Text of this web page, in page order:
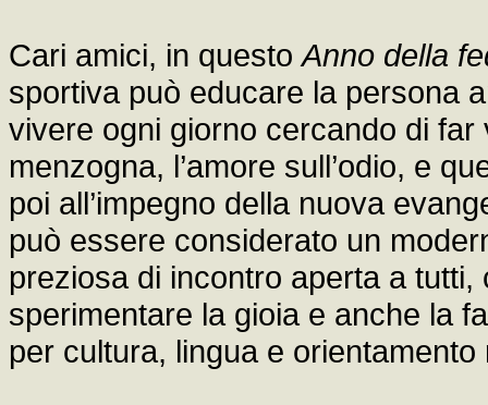
Cari amici, in questo Anno della
sportiva può educare la persona
vivere ogni giorno cercando di
menzogna, l’amore sull’odio, e
poi all’impegno della nuova
può essere considerato un
preziosa di incontro aperta a
sperimentare la gioia e anche la
per cultura, lingua e orientamento